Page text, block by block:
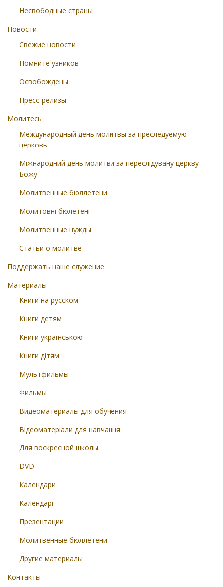
Несвободные страны
Новости
Свежие новости
Помните узников
Освобождены
Пресс-релизы
Молитесь
Международный день молитвы за преследуемую
церковь
Міжнародний день молитви за переслідувану церкву
Божу
Молитвенные бюллетени
Молитовні бюлетені
Молитвенные нужды
Статьи о молитве
Поддержать наше служение
Материалы
Книги на русском
Книги детям
Книги українською
Книги дітям
Мультфильмы
Фильмы
Видеоматериалы для обучения
Відеоматеріали для навчання
Для воскресной школы
DVD
Календари
Календарі
Презентации
Молитвенные бюллетени
Другие материалы
Контакты